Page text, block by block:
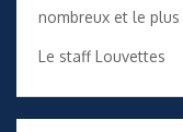
nombreux et le
Le staff Louvettes